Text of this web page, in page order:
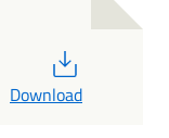
Download